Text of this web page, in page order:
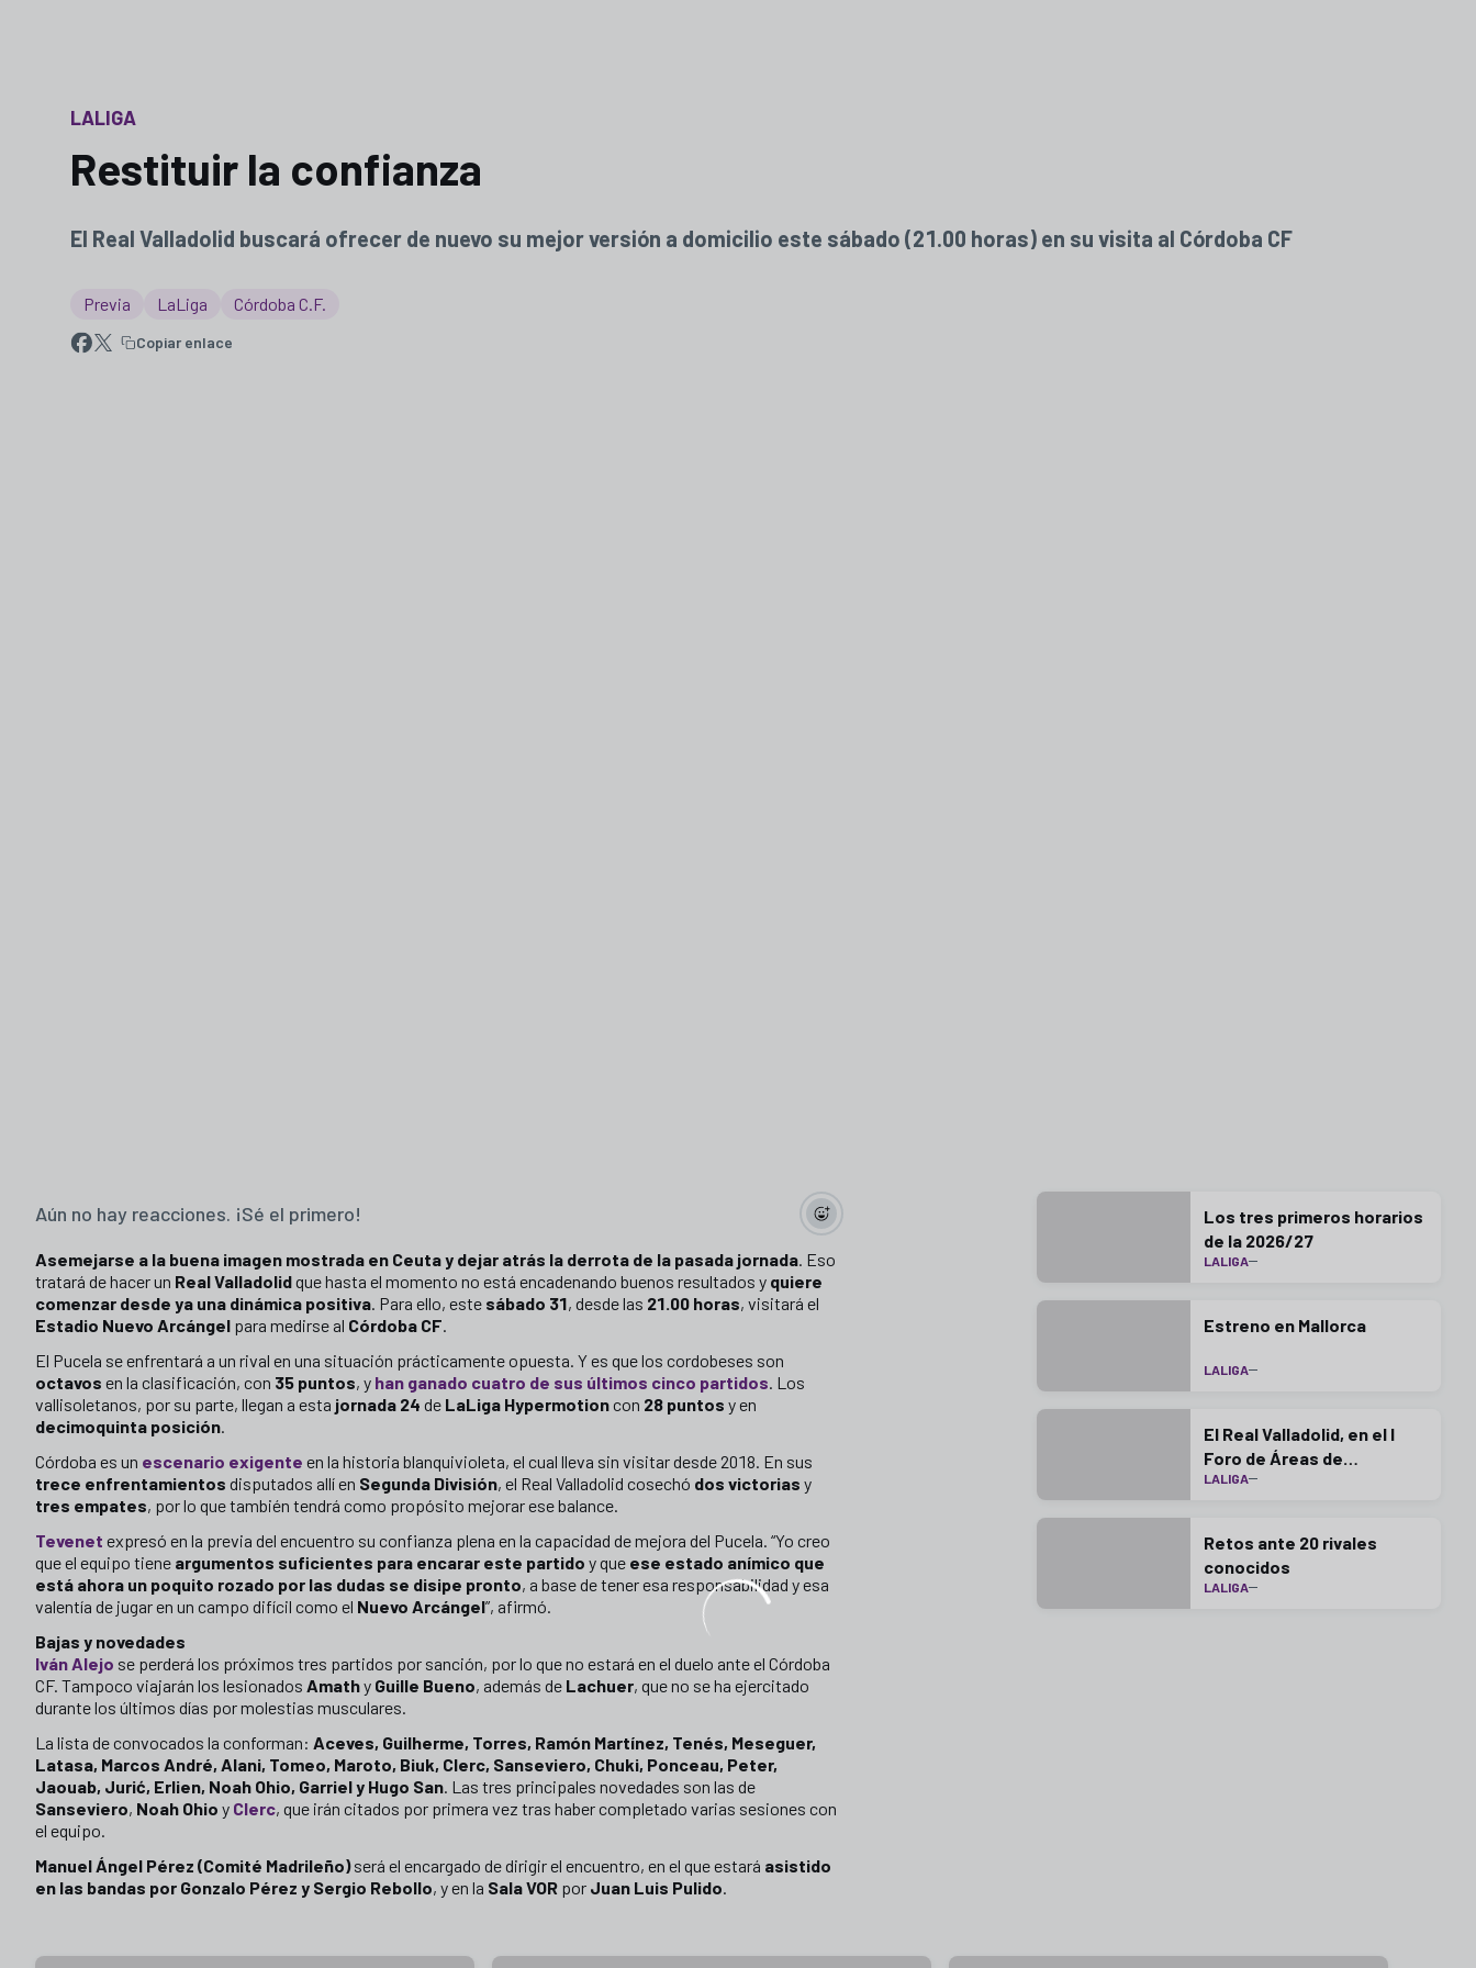
LALIGA
Restituir la confianza
El Real Valladolid buscará ofrecer de nuevo su mejor versión a domicilio este sábado (21.00 horas) en su visita al Córdoba CF
Previa LaLiga Córdoba C.F.
Copiar enlace
Aún no hay reacciones. ¡Sé el primero!
Asemejarse a la buena imagen mostrada en Ceuta y dejar atrás la derrota de la pasada jornada. Eso
tratará de hacer un Real Valladolidque hasta el momento no está encadenando buenos resultados y quiere
comenzar desde ya una dinámica positiva. Para ello, este sábado 31, desde las 21.00 horas, visitará el
Estadio Nuevo Arcángel para medirse al Córdoba CF.
El Pucela se enfrentará a un rival en una situación prácticamente opuesta. Y es que los cordobeses son
octavos en la clasificación, con 35 puntos, y han ganado cuatro de sus últimos cinco partidos. Los
vallisoletanos, por su parte, llegan a esta jornada 24 de LaLiga Hypermotioncon 28 puntos y en
decimoquinta posición.
Córdoba es un escenario exigente en la historia blanquivioleta, el cual lleva sin visitar desde 2018. En sus
trece enfrentamientos disputados allí en Segunda División, el Real Valladolid cosechó dos victorias y
tres empates, por lo que también tendrá como propósito mejorar ese balance.
Tevenet expresó en la previa del encuentro su confianza plena en la capacidad de mejora del Pucela. “Yo creo
que el equipo tiene argumentos suficientes para encarar este partido y que ese estado anímico que
está ahora un poquito rozado por las dudas se disipe pronto, a base de tener esa responsabilidad y esa
valentía de jugar en un campo difícil como el Nuevo Arcángel”, afirmó.
Bajas y novedades
Iván Alejo se perderá los próximos tres partidos por sanción, por lo que no estará en el duelo ante el Córdoba
CF. Tampoco viajarán los lesionados Amathy Guille Bueno, además de Lachuer, que no se ha ejercitado
durante los últimos días por molestias musculares.
La lista de convocados la conforman: Aceves, Guilherme, Torres, Ramón Martínez, Tenés, Meseguer,
Latasa, Marcos André, Alani, Tomeo, Maroto, Biuk, Clerc, Sanseviero, Chuki, Ponceau, Peter,
Jaouab, Jurić, Erlien, Noah Ohio, Garriel y Hugo San. Las tres principales novedades son las de
Sanseviero, Noah Ohio y Clerc, que irán citados por primera vez tras haber completado varias sesiones con
el equipo.
Manuel Ángel Pérez (Comité Madrileño)será el encargado de dirigir el encuentro, en el que estará asistido
en las bandas por Gonzalo Pérez y Sergio Rebollo, y en la Sala VOR por Juan Luis Pulido.
Los tres primeros horarios
de la 2026/27
LALIGA
Estreno en Mallorca
LALIGA
El Real Valladolid, en el I
Foro de Áreas de
Psicología de Canteras
LALIGA
Retos ante 20 rivales
conocidos
LALIGA